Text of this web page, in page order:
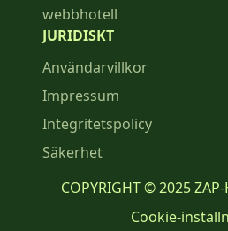
webbhotell
JURIDISKT
Användarvillkor
Impressum
Integritetspolicy
Säkerhet
COPYRIGHT © 2025
Cookie-